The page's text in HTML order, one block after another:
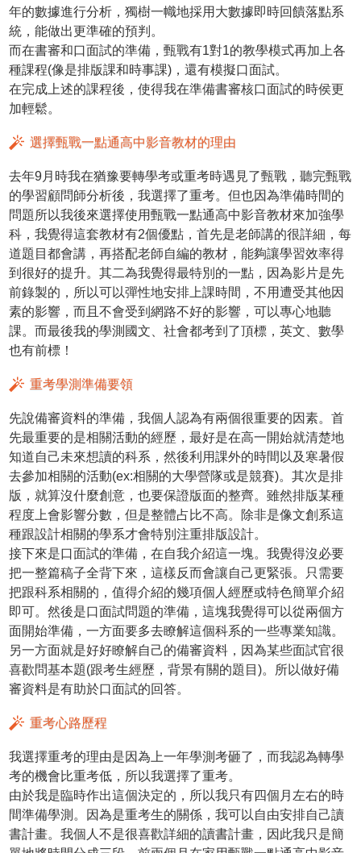
年的數據進行分析，獨樹一幟地採用大數據即時回饋落點系
統，能做出更準確的預判。
而在書審和口面試的準備，甄戰有1對1的教學模式再加上各
種課程(像是排版課和時事課)，還有模擬口面試。
在完成上述的課程後，使得我在準備書審核口面試的時侯更
加輕鬆。
選擇甄戰一點通高中影音教材的理由
去年9月時我在猶豫要轉學考或重考時遇見了甄戰，聽完甄戰
的學習顧問師分析後，我選擇了重考。但也因為準備時間的
問題所以我後來選擇使用甄戰一點通高中影音教材來加強學
科，我覺得這套教材有2個優點，首先是老師講的很詳細，每
道題目都會講，再搭配老師自編的教材，能夠讓學習效率得
到很好的提升。其二為我覺得最特別的一點，因為影片是先
前錄製的，所以可以彈性地安排上課時間，不用遭受其他因
素的影響，而且不會受到網路不好的影響，可以專心地聽
課。而最後我的學測國文、社會都考到了頂標，英文、數學
也有前標！
重考學測準備要領
先說備審資料的準備，我個人認為有兩個很重要的因素。首
先最重要的是相關活動的經歷，最好是在高一開始就清楚地
知道自己未來想讀的科系，然後利用課外的時間以及寒暑假
去參加相關的活動(ex:相關的大學營隊或是競賽)。其次是排
版，就算沒什麼創意，也要保證版面的整齊。雖然排版某種
程度上會影響分數，但是整體占比不高。除非是像文創系這
種跟設計相關的學系才會特別注重排版設計。
接下來是口面試的準備，在自我介紹這一塊。我覺得沒必要
把一整篇稿子全背下來，這樣反而會讓自己更緊張。只需要
把跟科系相關的，值得介紹的幾項個人經歷或特色簡單介紹
即可。然後是口面試問題的準備，這塊我覺得可以從兩個方
面開始準備，一方面要多去瞭解這個科系的一些專業知識。
另一方面就是好好瞭解自己的備審資料，因為某些面試官很
喜歡問基本題(跟考生經歷，背景有關的題目)。所以做好備
審資料是有助於口面試的回答。
重考心路歷程
我選擇重考的理由是因為上一年學測考砸了，而我認為轉學
考的機會比重考低，所以我選擇了重考。
由於我是臨時作出這個決定的，所以我只有四個月左右的時
間準備學測。因為是重考生的關係，我可以自由安排自己讀
書計畫。我個人不是很喜歡詳細的讀書計畫，因此我只是簡